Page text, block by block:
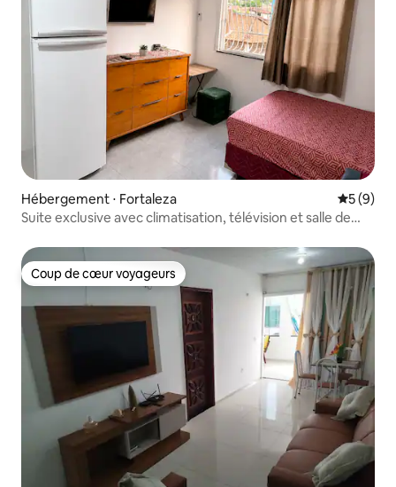
Hébergement ⋅ Fortaleza
5 (9)
Suite exclusive avec climatisation, télévision et salle de
Coup de cœur voyageurs
Coup de cœur voyageurs